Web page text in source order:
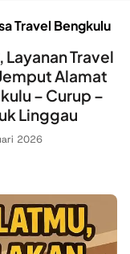
Travel Bengkulu
Layanan Travel
Alamat
– Curup –
Linggau
2026